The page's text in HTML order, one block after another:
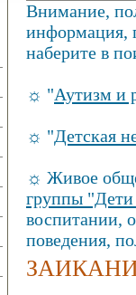
Внимание,
информация,
наберите в
☼ "Аутизм и
☼ "Детская
☼ Живое
группы
воспитании,
поведения,